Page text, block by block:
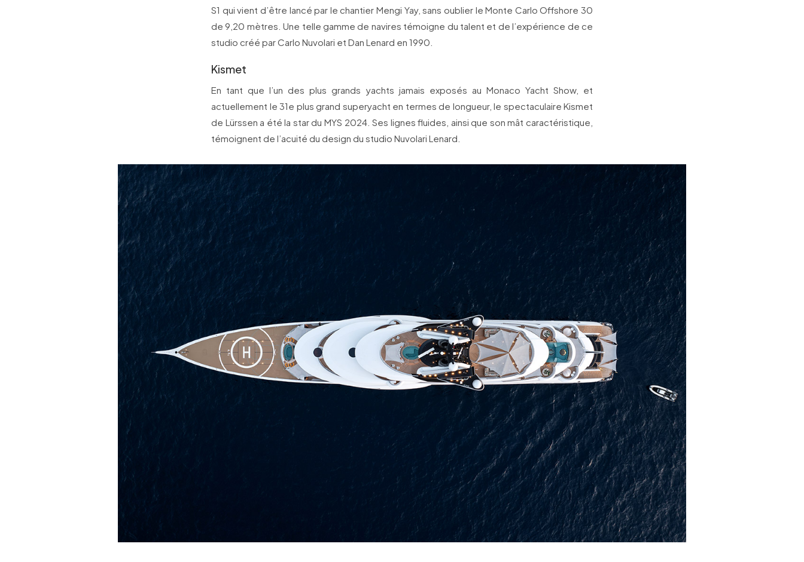
S1 qui vient d’être lancé par le chantier Mengi Yay, sans oublier le Monte Carlo Offshore 30
de 9,20 mètres. Une telle gamme de navires témoigne du talent et de l’expérience de ce
studio créé par Carlo Nuvolari et Dan Lenard en 1990.
Kismet
En tant que l’un des plus grands yachts jamais exposés au Monaco Yacht Show, et
actuellement le 31e plus grand superyacht en termes de longueur, le spectaculaire Kismet
de Lürssen a été la star du MYS 2024. Ses lignes fluides, ainsi que son mât caractéristique,
témoignent de l’acuité du design du studio Nuvolari Lenard.